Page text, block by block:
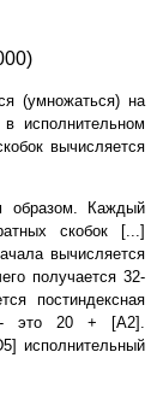
(умножаться) на
исполнительном
вычисляется
образом. Каждый
скобок [...]
вычисляется
получается 32-
постиндексная
- это 20 + [A2].
исполнительный